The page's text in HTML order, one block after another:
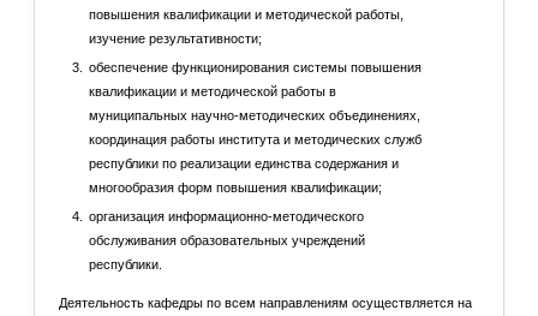
повышения квалификации и методической работы,
изучение результативности;
обеспечение функционирования системы повышения
квалификации и методической работы в
муниципальных научно-методических объединениях,
координация работы института и методических служб
республики по реализации единства содержания и
многообразия форм повышения квалификации;
организация информационно-методического
обслуживания образовательных учреждений
республики.
Деятельность кафедры по всем направлениям осуществляется на